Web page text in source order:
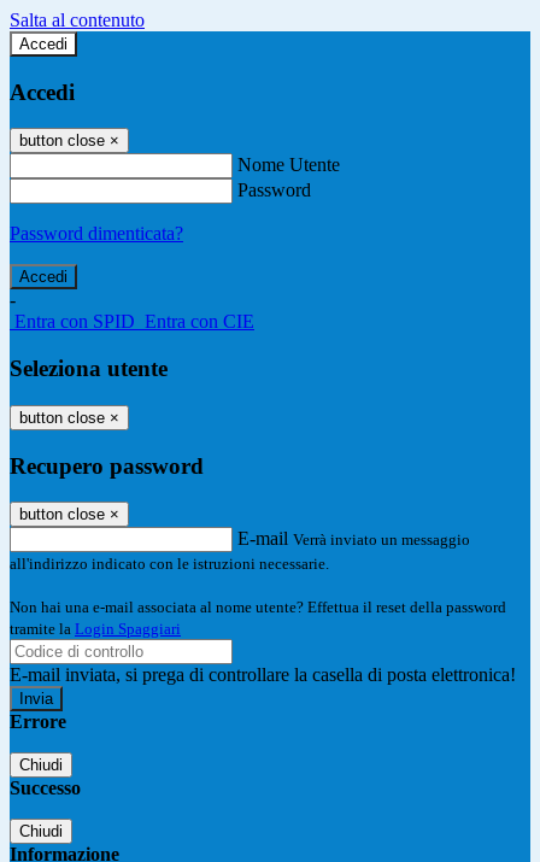
Salta al contenuto
Accedi
Accedi
button close ×
Nome Utente
Password
Password dimenticata?
-
Entra con SPID Entra con CIE
Seleziona utente
button close ×
Recupero password
button close ×
E-mail Verrà inviato un messaggio
all'indirizzo indicato con le istruzioni necessarie.
Non hai una e-mail associata al nome utente? Effettua il reset della password
tramite la Login Spaggiari
E-mail inviata, si prega di controllare la casella di posta elettronica!
Errore
Chiudi
Successo
Chiudi
Informazione